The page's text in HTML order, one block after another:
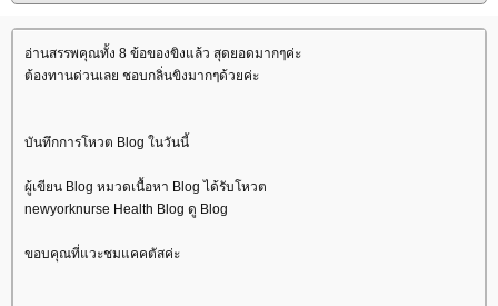
อ่านสรรพคุณทั้ง 8 ข้อของขิงแล้ว สุดยอดมากๆค่ะ
ต้องทานด่วนเลย ชอบกลิ่นขิงมากๆด้วยค่ะ
บันทึกการโหวต Blog ในวันนี้
ผู้เขียน Blog หมวดเนื้อหา Blog ได้รับโหวต
newyorknurse Health Blog ดู Blog
ขอบคุณที่แวะชมแคคตัสค่ะ